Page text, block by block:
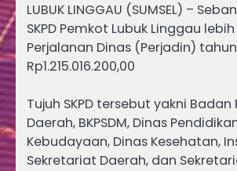
LUBUK LINGGAU (SUMSEL) –
SKPD Pemkot Lubuk Linggau
Perjalanan Dinas (Perjadin)
Rp1.215.016.200,00
Tujuh SKPD tersebut yakni
Daerah, BKPSDM, Dinas
Kebudayaan, Dinas Kesehatan,
Sekretariat Daerah, dan